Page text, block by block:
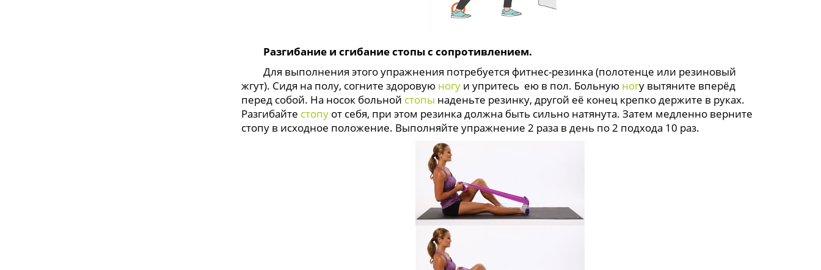
Разгибание и сгибание стопы с сопротивлением.
Для выполнения этого упражнения потребуется фитнес-резинка (полотенце или резиновый
жгут). Сидя на полу, согните здоровуюногуи упритесь ею в пол. Больную ногу вытяните вперёд
перед собой. На носок больной стопы наденьте резинку, другой её конец крепко держите в руках.
Разгибайте стопуот себя, при этом резинка должна быть сильно натянута. Затем медленно верните
стопу в исходное положение. Выполняйте упражнение 2 раза в день по 2 подхода 10 раз.